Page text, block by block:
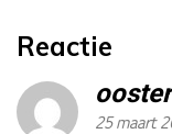
Reactie
25 maart